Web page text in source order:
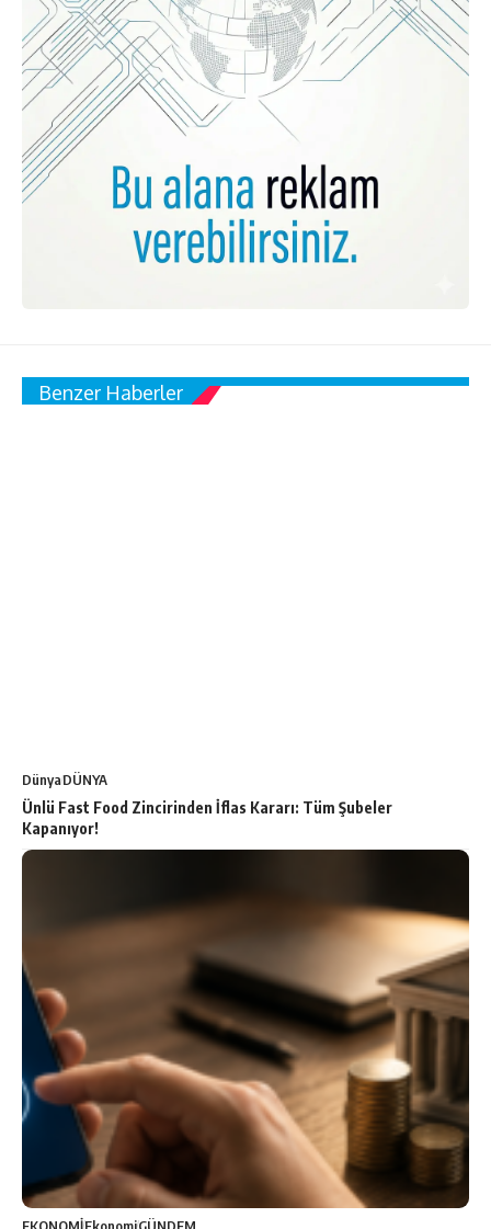
Benzer Haberler
DünyaDÜNYA
Ünlü Fast Food Zincirinden İflas Kararı: Tüm Şubeler
Kapanıyor!
EKONOMİEkonomiGÜNDEM